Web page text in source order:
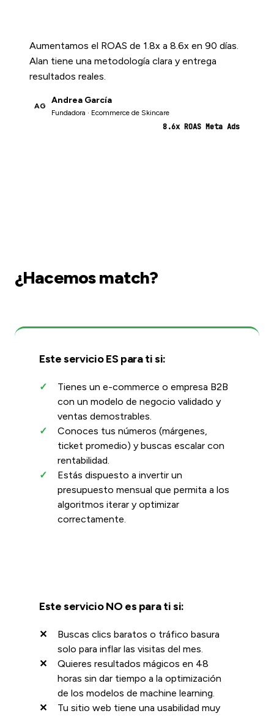
Aumentamos el ROAS de 1.8x a 8.6x en 90 días.
Alan tiene una metodología clara y entrega
resultados reales.
AG
Andrea García
Fundadora · Ecommerce de Skincare
8.6x ROAS Meta Ads
¿Hacemos match?
Este servicio ES para ti si:
Tienes un e-commerce o empresa B2B
con un modelo de negocio validado y
ventas demostrables.
Conoces tus números (márgenes,
ticket promedio) y buscas escalar con
rentabilidad.
Estás dispuesto a invertir un
presupuesto mensual que permita a los
algoritmos iterar y optimizar
correctamente.
Este servicio NO es para ti si:
Buscas clics baratos o tráfico basura
solo para inflar las visitas del mes.
Quieres resultados mágicos en 48
horas sin dar tiempo a la optimización
de los modelos de machine learning.
Tu sitio web tiene una usabilidad muy